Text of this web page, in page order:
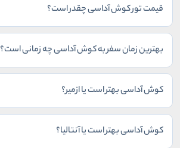
قیمت تور کوش آداسی چقدر است؟
بهترین زمان سفر به کوش آداسی چه زمانی است؟
کوش آداسی بهتر است یا ازمیر؟
کوش آداسی بهتر است یا آنتالیا؟